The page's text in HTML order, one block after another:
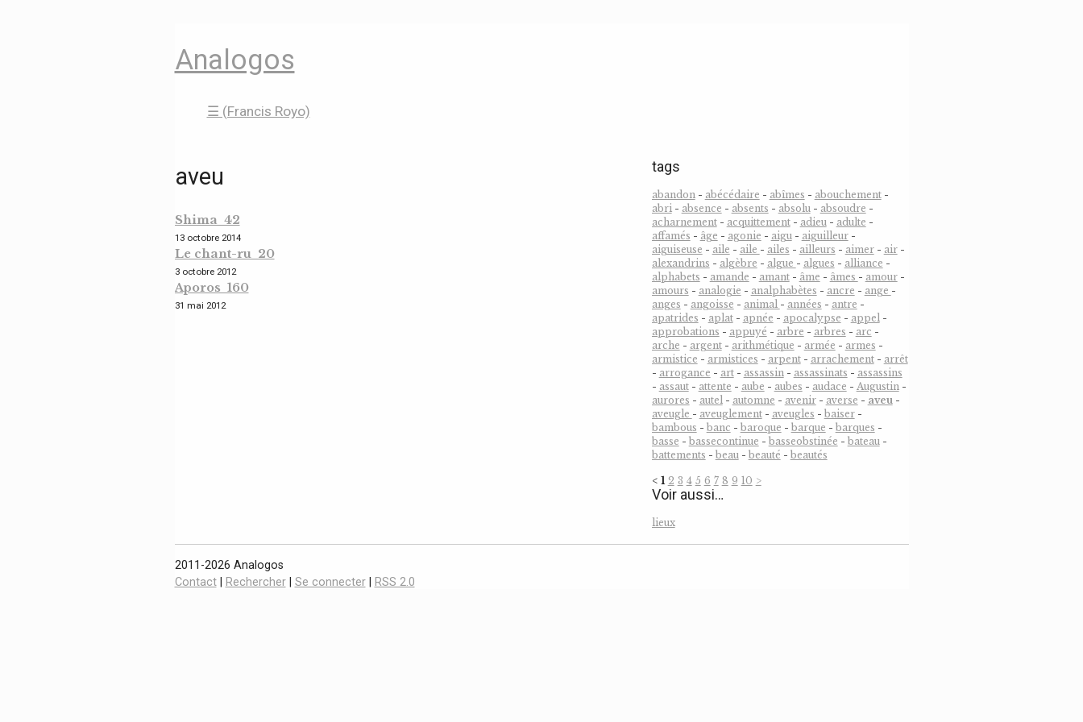
Analogos
☰ (Francis Royo)
aveu
Shima 42
13 octobre 2014
Le chant-ru 20
3 octobre 2012
Aporos 160
31 mai 2012
tags
abandon- abécédaire - abîmes - abouchement-
abri- absence - absents - absolu- absoudre -
acharnement- acquittement- adieu- adulte -
affamés - âge - agonie - aigu- aiguilleur-
aiguiseuse - aile - aile - ailes - ailleurs - aimer- air-
alexandrins - algèbre - algue - algues - alliance -
alphabets - amande - amant- âme - âmes - amour-
amours - analogie - analphabètes - ancre - ange -
anges - angoisse - animal - années - antre -
apatrides - aplat- apnée - apocalypse - appel-
approbations - appuyé - arbre - arbres - arc -
arche - argent- arithmétique - armée - armes -
armistice - armistices - arpent- arrachement- arrêt
- arrogance - art- assassin- assassinats - assassins
- assaut- attente - aube - aubes - audace - Augustin-
aurores - autel- automne - avenir- averse - aveu-
aveugle - aveuglement- aveugles - baiser-
bambous - banc - baroque - barque - barques -
basse - bassecontinue - basseobstinée - bateau-
battements - beau- beauté - beautés
< 1 2 3 4 5 6 7 8 9 10 >
Voir aussi…
lieux
2011-2026 Analogos
Contact| Rechercher| Se connecter| RSS 2.0